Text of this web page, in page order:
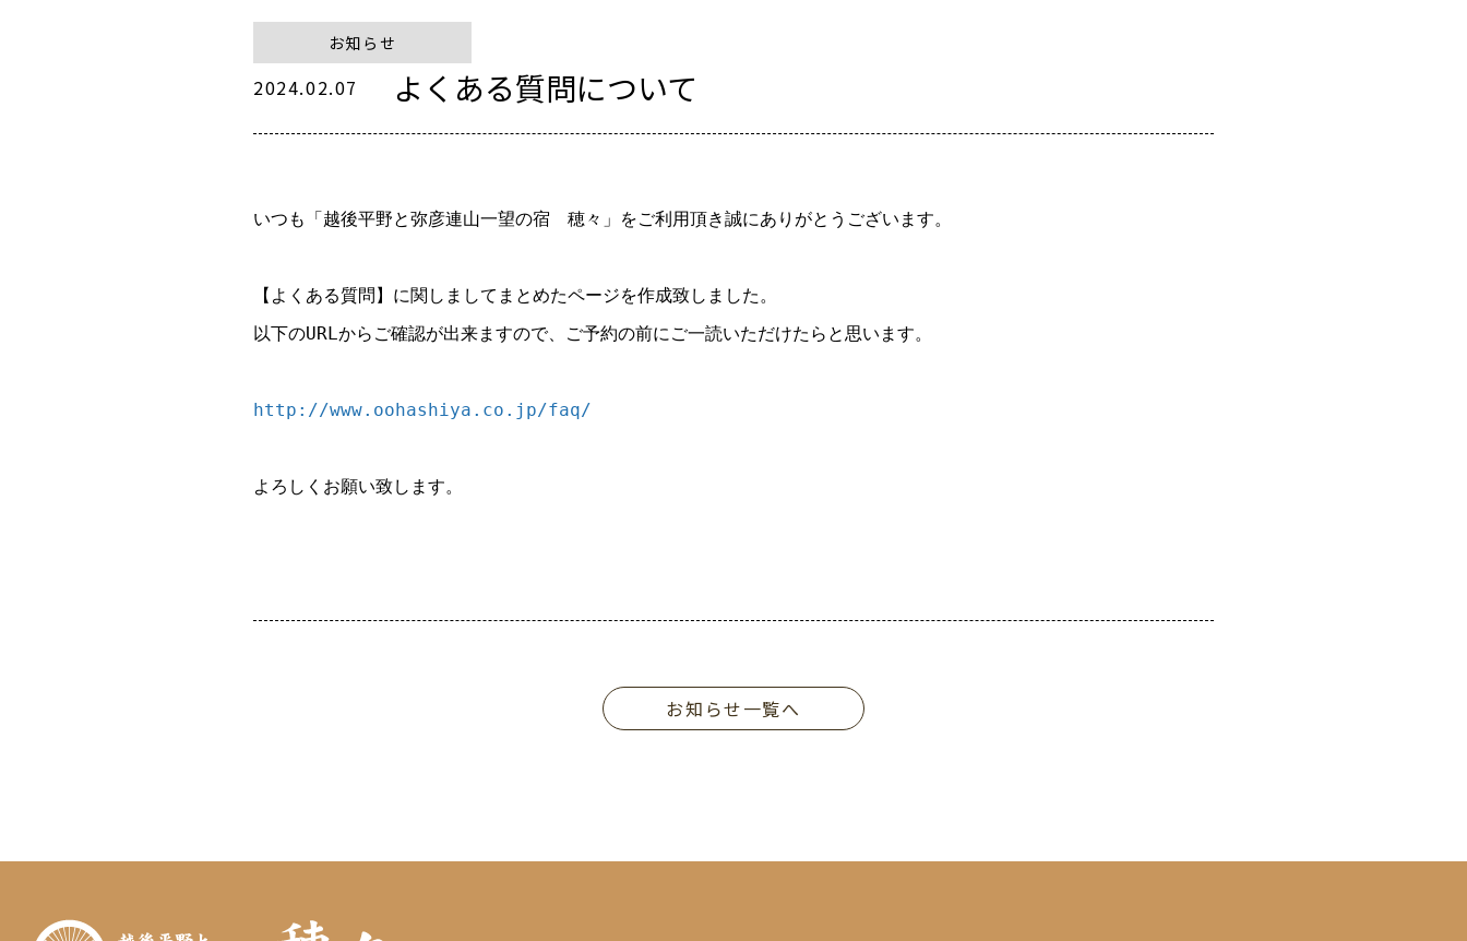
お知らせ
2024.02.07 よくある質問について
いつも「越後平野と弥彦連山一望の宿　穂々」をご利用頂き誠にありがとうございます。
【よくある質問】に関しましてまとめたページを作成致しました。
以下のURLからご確認が出来ますので、ご予約の前にご一読いただけたらと思います。
http://www.oohashiya.co.jp/faq/
よろしくお願い致します。
お知らせ一覧へ